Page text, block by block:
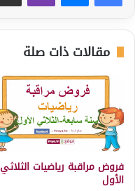
مقالات ذات صلة
فروض مراقبة رياضيات الثلاثي
الأول